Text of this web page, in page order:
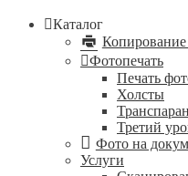
Каталог
Копирование
Фотопечать
Печать
Холсты
Третий
Фото на
Услуги